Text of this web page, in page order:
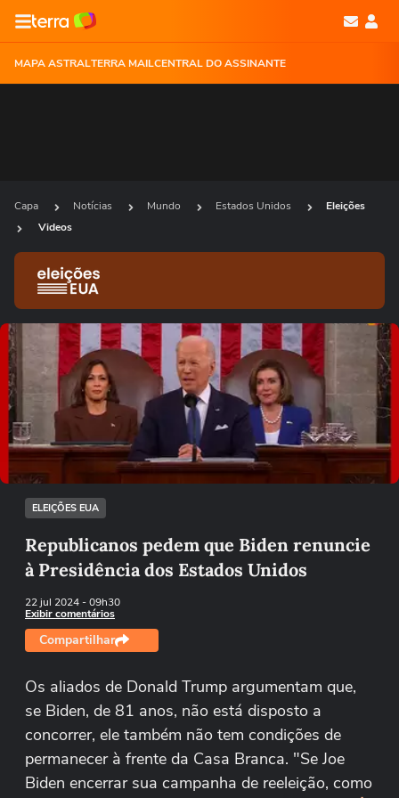
MAPA ASTRALTERRA MAILCENTRAL DO ASSINANTE
Capa Notícias Mundo Estados Unidos
Eleições
Videos
Ops!
Não foi possível reproduzir o vídeo
Tentar novamente
ELEIÇÕES EUA
Republicanos pedem que Biden renuncie
à Presidência dos Estados Unidos
22 jul 2024- 09h30
Exibir comentários
Compartilhar
Os aliados de Donald Trump argumentam que,
se Biden, de 81 anos, não está disposto a
concorrer, ele também não tem condições de
permanecer à frente da Casa Branca. "Se Joe
Biden encerrar sua campanha de reeleição, como